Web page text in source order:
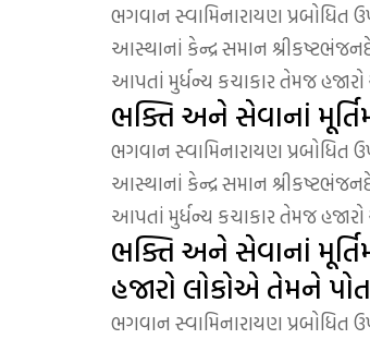
ભગવાન સ્વામિનારાયણ પ્રબોધિત
આસ્થાનાં કેન્દ્ર સમાન
આપતાં મુર્ધન્ય કચાકાર તેમજ હજારો
ભક્તિ અને સેવાનાં
ભગવાન સ્વામિનારાયણ પ્રબોધિત
આસ્થાનાં કેન્દ્ર સમાન
આપતાં મુર્ધન્ય કચાકાર તેમજ હજારો
ભક્તિ અને સેવાનાં
હજારો લોકોએ તેમને
ભગવાન સ્વામિનારાયણ પ્રબોધિત